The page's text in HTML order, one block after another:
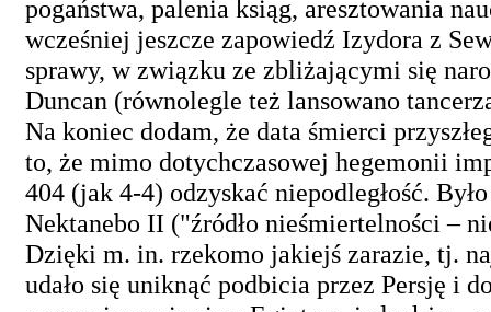
pogaństwa, palenia ksiąg, aresztowania
wcześniej jeszcze zapowiedź Izydora z
sprawy, w związku ze zbliżającymi się
Duncan (równolegle też lansowano
Na koniec dodam, że data śmierci
to, że mimo dotychczasowej hegemonii
404 (jak 4-4) odzyskać niepodległość.
Nektanebo II ("źródło nieśmiertelności –
Dzięki m. in. rzekomo jakiejś zarazie, tj.
udało się uniknąć podbicia przez Persję i